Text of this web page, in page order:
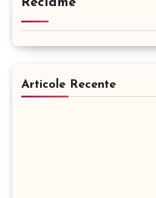
Articole Recente